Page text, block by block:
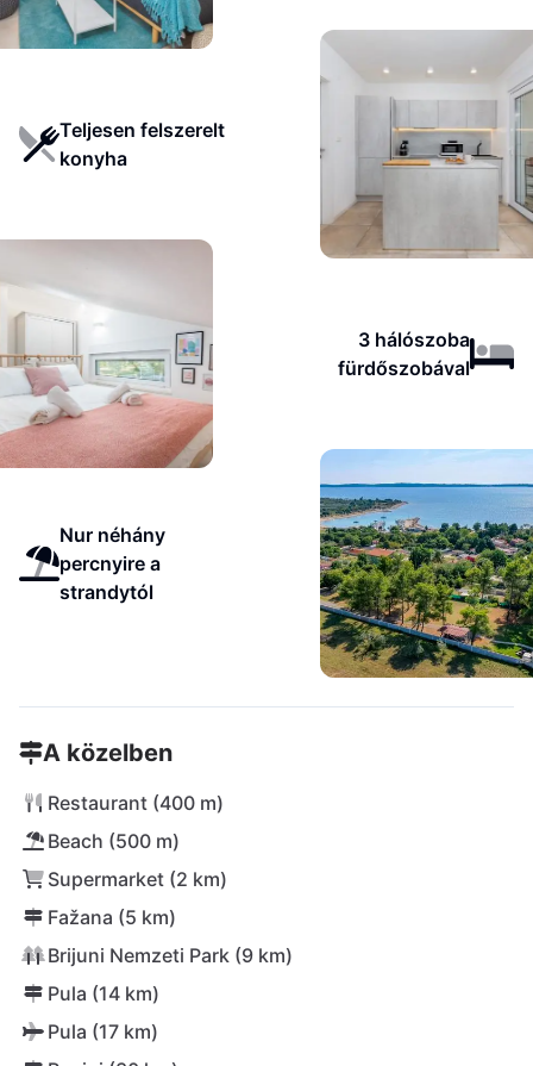
Teljesen felszerelt
konyha
3 hálószoba
fürdőszobával
Nur néhány
percnyire a
strandytól
A közelben
Restaurant (400 m)
Beach (500 m)
Supermarket (2 km)
Fažana (5 km)
Brijuni Nemzeti Park (9 km)
Pula (14 km)
Pula (17 km)